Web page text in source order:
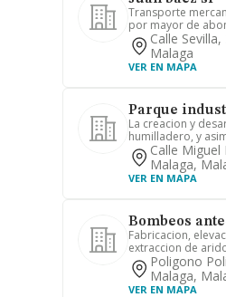
Transporte
por mayor de
Calle
Malaga
VER EN MAPA
Parque
La creacion y
humilladero, y
Calle
Malaga,
VER EN MAPA
Bombeos
Fabricacion,
extraccion de
Poligono
Malaga,
VER EN MAPA